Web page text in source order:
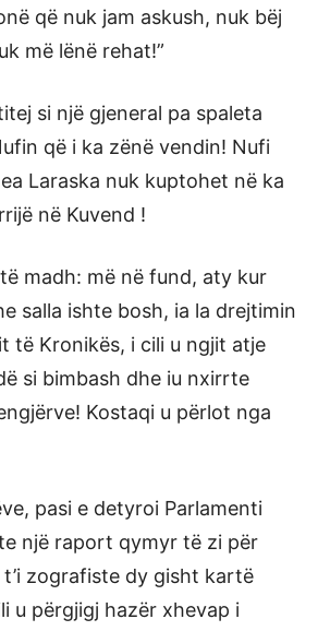
që nuk jam askush, nuk bëj
më lënë rehat!”
si një gjeneral pa spaleta
që i ka zënë vendin! Nufi
Laraska nuk kuptohet në ka
në Kuvend !
madh: më në fund, aty kur
salla ishte bosh, ia la drejtimin
të Kronikës, i cili u ngjit atje
si bimbash dhe iu nxirrte
Kostaqi u përlot nga
pasi e detyroi Parlamenti
një raport qymyr të zi për
zografiste dy gisht kartë
u përgjigj hazër xhevap i